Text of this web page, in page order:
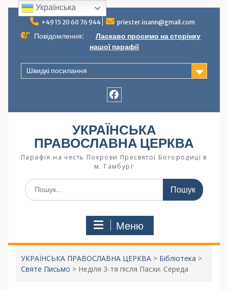
+49 15 20 60 76 944 priester.ioann@gmail.com
Повідомлення:
Ласкаво просимо на сторінку
нашої парафії
Швидкі посилання
УКРАЇНСЬКА
ПРАВОСЛАВНА ЦЕРКВА
Парафія на честь Покрови Пресвятої Богородиці в
м. Гамбург
Меню
УКРАЇНСЬКА ПРАВОСЛАВНА ЦЕРКВА> Бібліотека >
Святе Письмо > Неділя 3-тя після Пасхи. Середа
Українська